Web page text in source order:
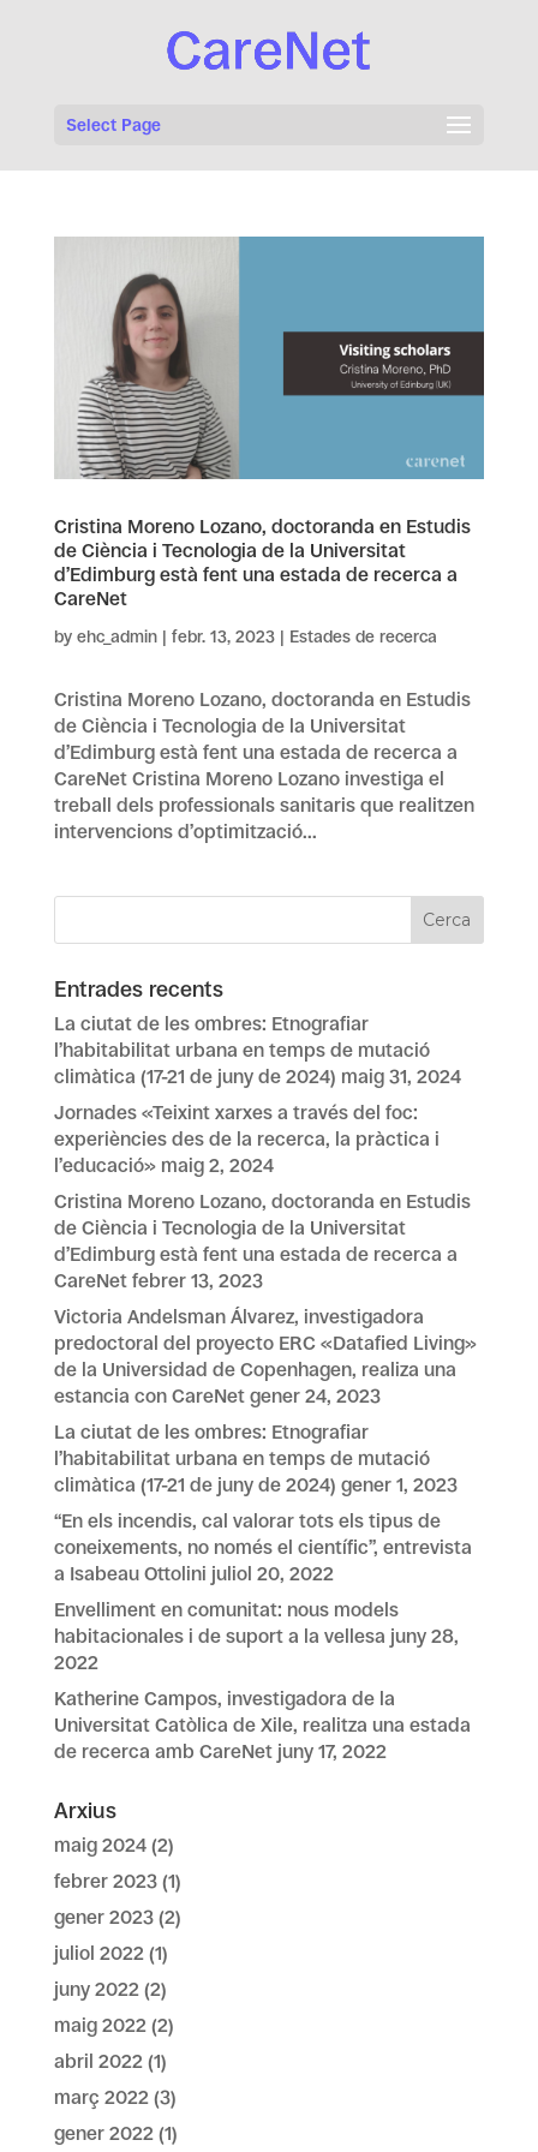
Select Page
Cristina Moreno Lozano, doctoranda en Estudis
de Ciència i Tecnologia de la Universitat
d’Edimburg està fent una estada de recerca a
CareNet
by ehc_admin| febr. 13, 2023| Estades de recerca
Cristina Moreno Lozano, doctoranda en Estudis
de Ciència i Tecnologia de la Universitat
d’Edimburg està fent una estada de recerca a
CareNet Cristina Moreno Lozano investiga el
treball dels professionals sanitaris que realitzen
intervencions d’optimització...
Entrades recents
La ciutat de les ombres: Etnografiar
l’habitabilitat urbana en temps de mutació
climàtica (17-21 de juny de 2024) maig 31, 2024
Jornades «Teixint xarxes a través del foc:
experiències des de la recerca, la pràctica i
l’educació» maig 2, 2024
Cristina Moreno Lozano, doctoranda en Estudis
de Ciència i Tecnologia de la Universitat
d’Edimburg està fent una estada de recerca a
CareNet febrer 13, 2023
Victoria Andelsman Álvarez, investigadora
predoctoral del proyecto ERC «Datafied Living»
de la Universidad de Copenhagen, realiza una
estancia con CareNet gener 24, 2023
La ciutat de les ombres: Etnografiar
l’habitabilitat urbana en temps de mutació
climàtica (17-21 de juny de 2024) gener 1, 2023
“En els incendis, cal valorar tots els tipus de
coneixements, no només el científic”, entrevista
a Isabeau Ottolini juliol 20, 2022
Envelliment en comunitat: nous models
habitacionales i de suport a la vellesa juny 28,
2022
Katherine Campos, investigadora de la
Universitat Catòlica de Xile, realitza una estada
de recerca amb CareNet juny 17, 2022
Arxius
maig 2024(2)
febrer 2023(1)
gener 2023(2)
juliol 2022 (1)
juny 2022 (2)
maig 2022 (2)
abril 2022 (1)
març 2022 (3)
gener 2022 (1)